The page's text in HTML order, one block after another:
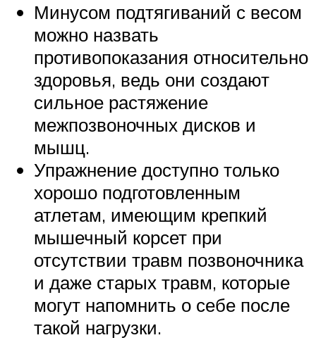
Минусом подтягиваний с весом
можно назвать
противопоказания относительно
здоровья, ведь они создают
сильное растяжение
межпозвоночных дисков и
мышц.
Упражнение доступно только
хорошо подготовленным
атлетам, имеющим крепкий
мышечный корсет при
отсутствии травм позвоночника
и даже старых травм, которые
могут напомнить о себе после
такой нагрузки.